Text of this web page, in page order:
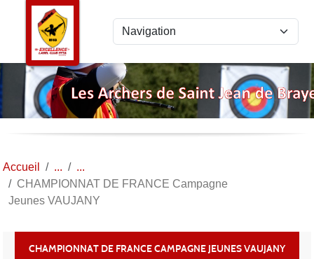
Accueil
CHAMPIONNAT DE FRANCE Campagne
Jeunes VAUJANY
CHAMPIONNAT DE FRANCE CAMPAGNE JEUNES VAUJANY
Panneau de gestion des cookies